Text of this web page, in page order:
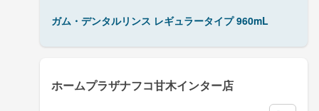
ガム・デンタルリンス レギュラータイプ 960mL
ホームプラザナフコ甘木インター店